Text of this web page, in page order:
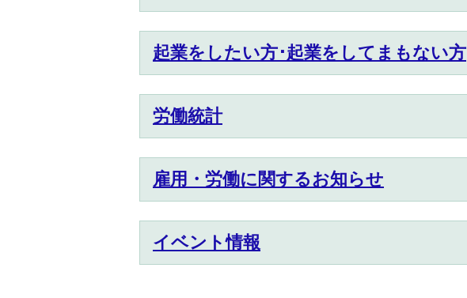
起業をしたい方･起業をしてまもない方
労働統計
雇用・労働に関するお知らせ
イベント情報